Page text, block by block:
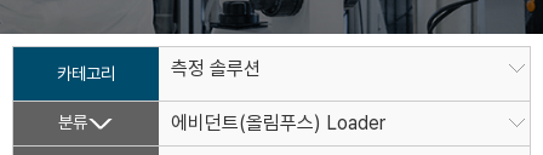
카테고리 측정 솔루션
분류
에비던트(올림푸스) Loader